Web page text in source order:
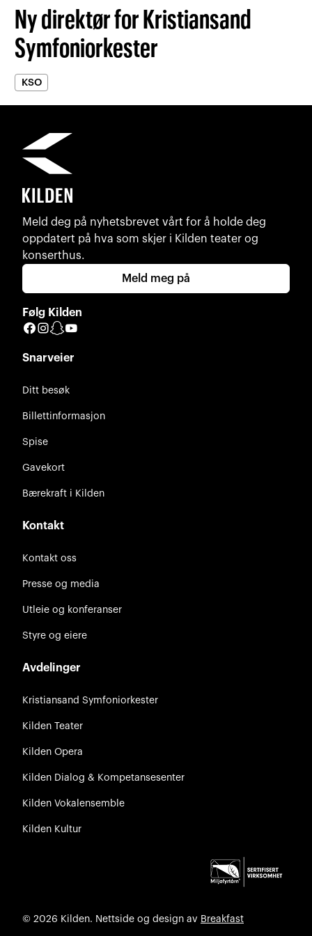
Ny direktør for Kristiansand
Symfoniorkester
KSO
Meld deg på nyhetsbrevet vårt for å holde deg
oppdatert på hva som skjer i Kilden teater og
konserthus.
Meld meg på
Følg Kilden
Facebook
Instagram
Snapchat
Snarveier
Ditt besøk
Billettinformasjon
Spise
Gavekort
Bærekraft i Kilden
Kontakt
Kontakt oss
Presse og media
Utleie og konferanser
Styre og eiere
Avdelinger
Kristiansand Symfoniorkester
Kilden Teater
Kilden Opera
Kilden Dialog & Kompetansesenter
Kilden Vokalensemble
Kilden Kultur
© 2026 Kilden. Nettside og design av Breakfast